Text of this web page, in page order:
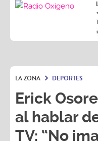
LA ZONA DEPORTES
Erick
al hablar
TV: “No